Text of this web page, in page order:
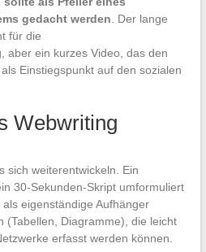
gedacht werden . Der lange
für die
aber ein kurzes Video, das den
Einstiegspunkt auf den sozialen
Webwriting
sich weiterentwickeln. Ein
30-Sekunden-Skript umformuliert
eigenständige Aufhänger
(Tabellen, Diagramme), die leicht
erfasst werden können.